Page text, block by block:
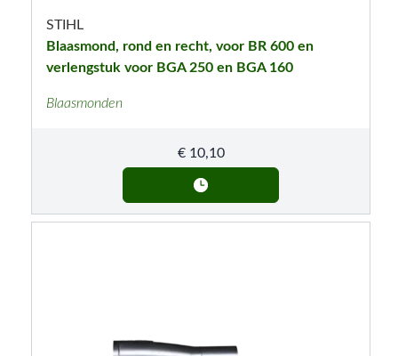
STIHL
Blaasmond, rond en recht, voor BR 600 en
verlengstuk voor BGA 250 en BGA 160
Blaasmonden
€10,10